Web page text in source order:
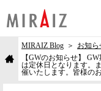
MIRAIZ Blog
お知ら
【GWのお知らせ】
は定休日となります。
催いたします。皆様の